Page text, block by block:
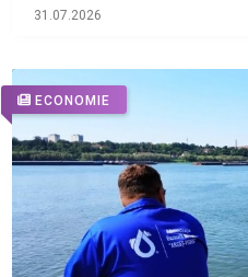
31.07.2026
ECONOMIE